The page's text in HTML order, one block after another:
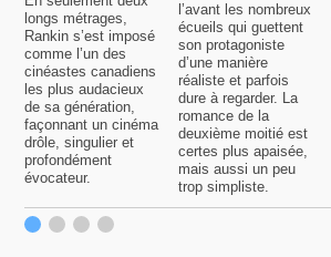
longs métrages,
Rankin s’est imposé
comme l’un des
cinéastes canadiens
les plus audacieux
de sa génération,
façonnant un cinéma
drôle, singulier et
profondément
évocateur.
l’avant les nombreux
écueils qui guettent
son protagoniste
d’une manière
réaliste et parfois
dure à regarder. La
romance de la
deuxième moitié est
certes plus apaisée,
mais aussi un peu
trop simpliste.